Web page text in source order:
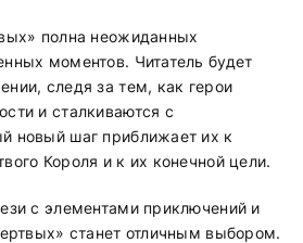
полна неожиданных
моментов. Читатель будет
следя за тем, как герои
и сталкиваются с
новый шаг приближает их к
Короля и к их конечной цели.
с элементами приключений и
станет отличным выбором.